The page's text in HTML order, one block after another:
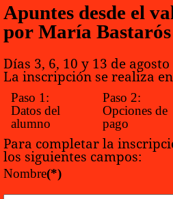
Apuntes desde el
por María
Días 3, 6, 10 y 13 de agosto
La inscripción se realiza
Paso 1:
Datos del
alumno
Paso 2:
Opciones de
pago
Para completar la
los siguientes campos:
Nombre(*)